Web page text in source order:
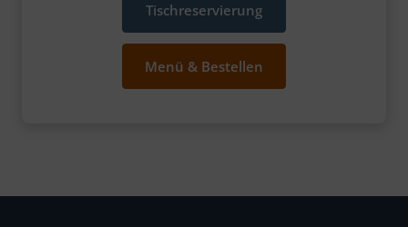
Tischreservierung
Menü & Bestellen